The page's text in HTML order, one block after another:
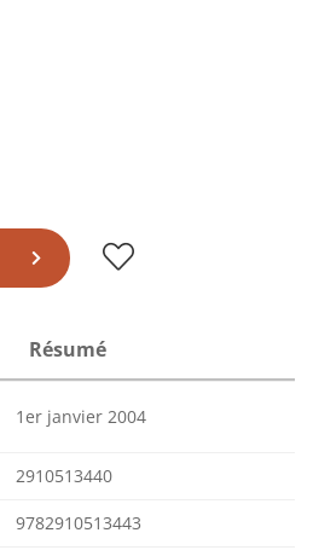
Résumé
1er janvier 2004
2910513440
9782910513443